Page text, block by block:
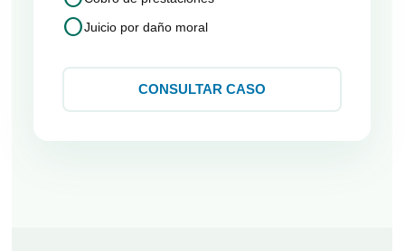
circleJuicio por daño moral
CONSULTAR CASO